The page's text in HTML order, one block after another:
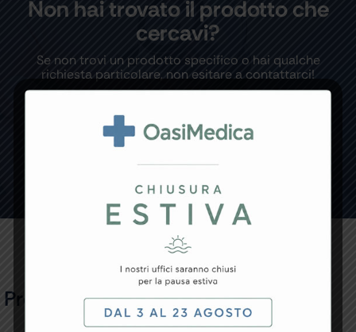
Non hai trovato il prodotto che
cercavi?
Se non trovi un prodotto specifico o hai qualche
richiesta particolare, non esitare a contattarci!
CONTATTACI
Prodotti Correlati